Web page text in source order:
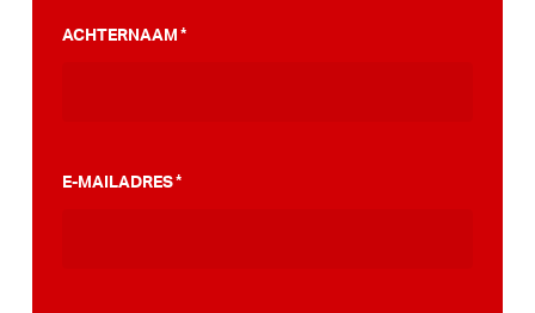
ACHTERNAAM *
E-MAILADRES*